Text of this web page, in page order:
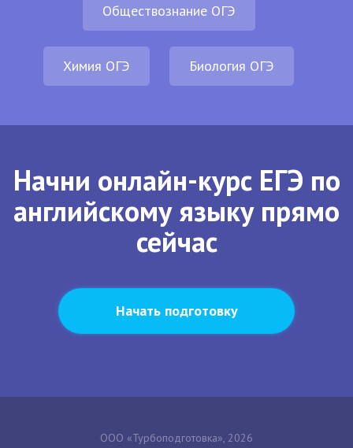
Обществознание ОГЭ
Химия ОГЭ Биология ОГЭ
Начни онлайн-курс ЕГЭ по
английскому языку прямо
сейчас
Начать подготовку
ООО «Турбоподготовка», 2026